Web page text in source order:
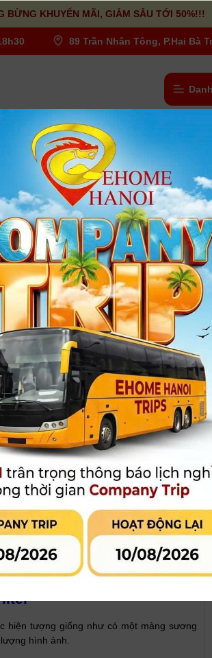
BỪNG KHUYẾN MÃI, GIẢM SÂU TỚI 50%!!!
89 Trần Nhân Tông, P.Hai Bà
46mm MC UV Filter
dùng đánh giá | Tình trạng: Có
46mm MC UV Filter
UV - Hấp thụ bước sóng UV
đa lớp - giúp ngăn ngừa bùng phát và bóng ma
Frame - lý tưởng để sử dụng trên các ống kính góc
hóa cho máy ảnh kỹ thuật số
:Chưa có thông tin bảo hành
mại: 80.000 đ [Giá chưa bao gồm
MUA HÀNG
MUA TRẢ GÓP
công ty tài chính hoặc thẻ tín
dụng
LIÊN HỆ
mại Đánh giá sản phẩm
hiện tượng giống như có một màng sương
hình ảnh.